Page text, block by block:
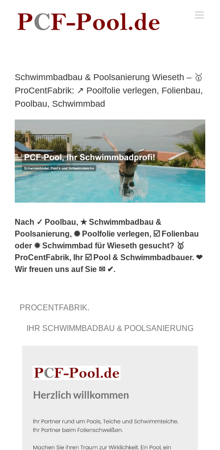
content
Schwimmbadbau & Poolsanierung Wieseth – 🥇
ProCentFabrik: ↗️ Poolfolie verlegen, Folienbau,
Poolbau, Schwimmbad
Nach ✓ Poolbau, ★ Schwimmbadbau &
Poolsanierung, ✺ Poolfolie verlegen, ☑️ Folienbau
oder ✹ Schwimmbad für Wieseth gesucht? 🥇
ProCentFabrik, Ihr ☑️ Pool & Schwimmbadbauer. ❤
Wir freuen uns auf Sie ✉ ✔.
PROCENTFABRIK.
IHR SCHWIMMBADBAU & POOLSANIERUNG